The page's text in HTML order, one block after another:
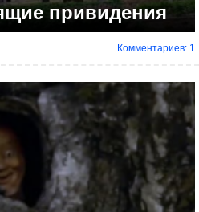
привидения
Комментариев: 1